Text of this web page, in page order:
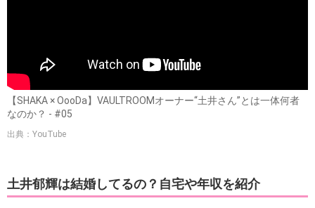
【SHAKA × OooDa】VAULTROOMオーナー“土井さん”とは一体何者
なのか？ - #05
出典：YouTube
土井郁輝は結婚してるの？自宅や年収を紹介